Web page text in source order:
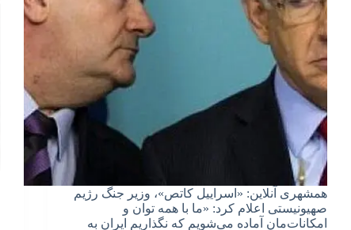
همشهری آنلاین: «اسراییل کاتص»، وزیر جنگ رژیم
صهیونیستی اعلام کرد: «ما با همه توان و
امکانات‌مان آماده می‌شویم که نگذاریم ایران به